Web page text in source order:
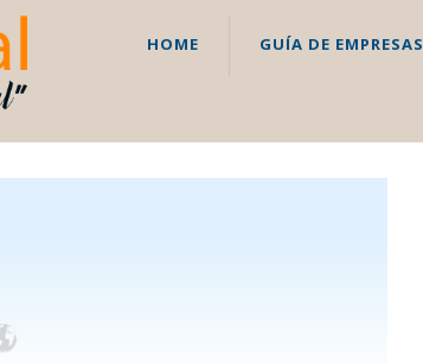
HOME GUÍA DE EMPRESAS